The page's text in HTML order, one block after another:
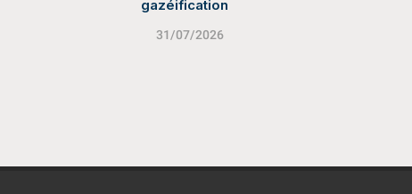
gazéification
31/07/2026